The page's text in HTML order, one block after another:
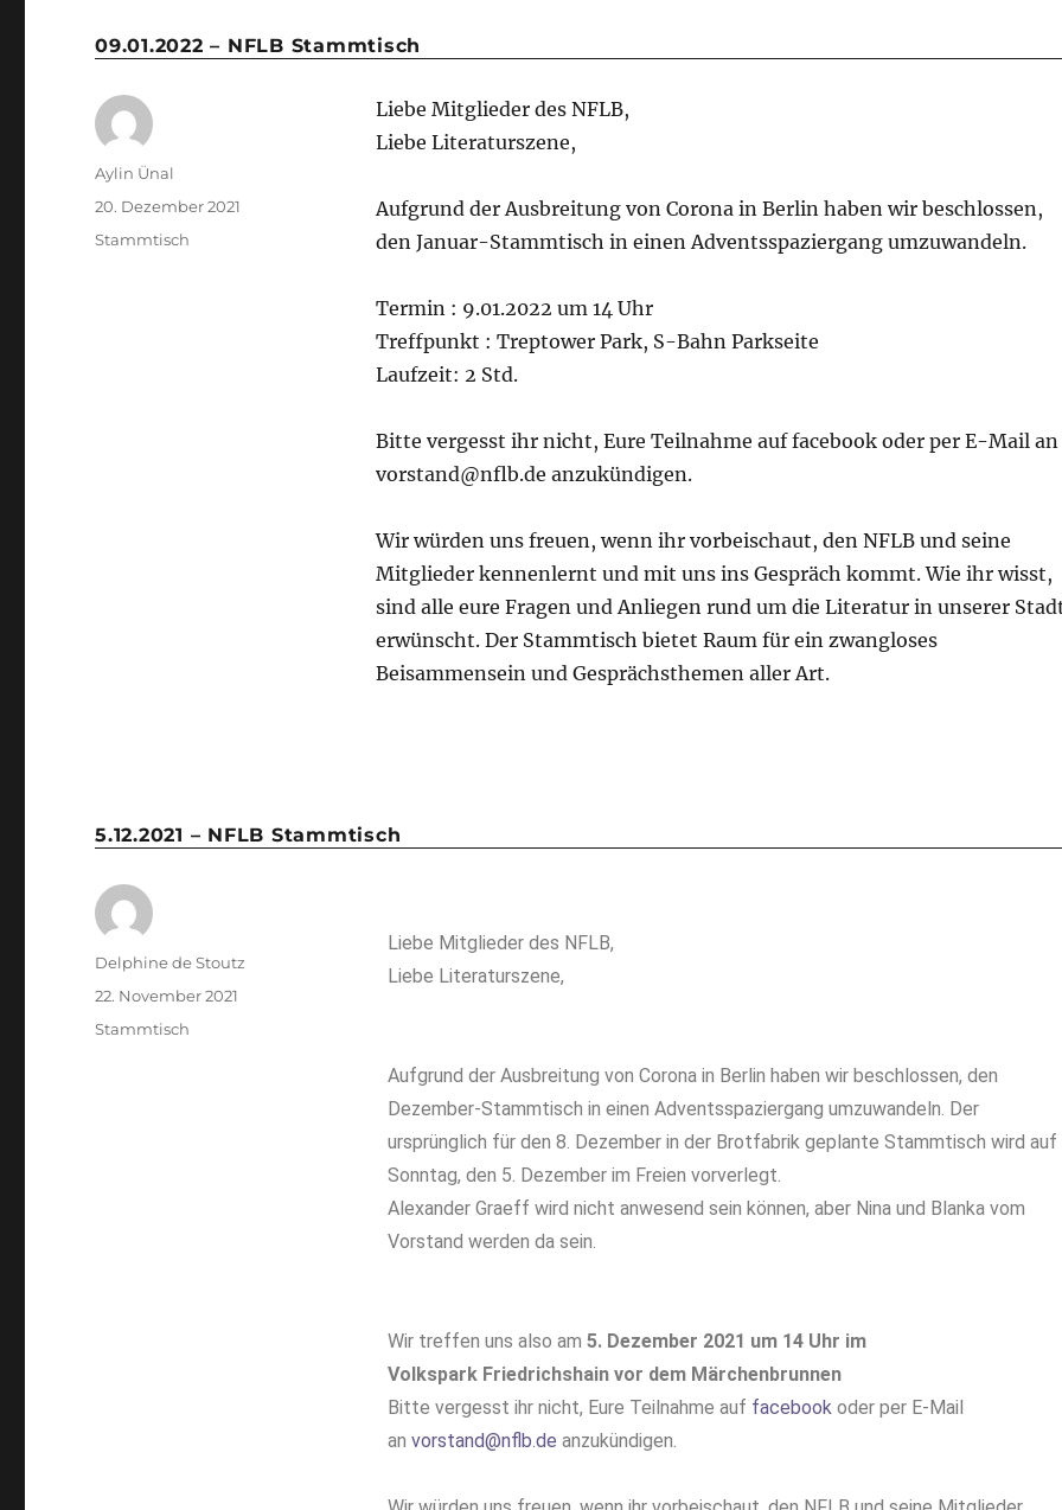
09.01.2022 – NFLB Stammtisch
Liebe Mitglieder des NFLB,
Liebe Literaturszene,
Aufgrund der Ausbreitung von Corona in Berlin haben wir beschlossen,
den Januar-Stammtisch in einen Adventsspaziergang umzuwandeln.
Termin : 9.01.2022 um 14 Uhr
Treffpunkt : Treptower Park, S-Bahn Parkseite
Laufzeit: 2 Std.
Bitte vergesst ihr nicht, Eure Teilnahme auf facebook oder per E-Mail an
vorstand@nflb.de anzukündigen.
Wir würden uns freuen, wenn ihr vorbeischaut, den NFLB und seine
Mitglieder kennenlernt und mit uns ins Gespräch kommt. Wie ihr wisst,
sind alle eure Fragen und Anliegen rund um die Literatur in unserer
erwünscht. Der Stammtisch bietet Raum für ein zwangloses
Beisammensein und Gesprächsthemen aller Art.
Aylin Ünal
20. Dezember 2021
Stammtisch
5.12.2021 – NFLB Stammtisch
Liebe Mitglieder des NFLB,
Liebe Literaturszene,
Aufgrund der Ausbreitung von Corona in Berlin haben wir beschlossen, den
Dezember-Stammtisch in einen Adventsspaziergang umzuwandeln. Der
ursprünglich für den 8. Dezember in der Brotfabrik geplante Stammtisch wird auf
Sonntag, den 5. Dezember im Freien vorverlegt.
Alexander Graeff wird nicht anwesend sein können, aber Nina und Blanka vom
Vorstand werden da sein.
Wir treffen uns also am 5. Dezember 2021 um 14 Uhr im
Volkspark Friedrichshain vor dem Märchenbrunnen
Bitte vergesst ihr nicht, Eure Teilnahme auf facebookoder per E-Mail
an vorstand@nflb.de anzukündigen.
Delphine de Stoutz
22. November 2021
Stammtisch